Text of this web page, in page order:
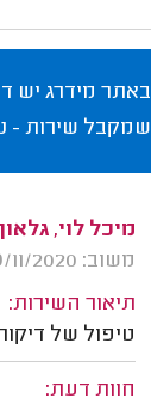
באתר מידרג יש
שמקבל שירות -
מיכל לוי,
משוב: 29/11/2020
תיאור השירות:
טיפול של
חוות דעת: